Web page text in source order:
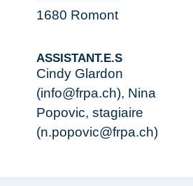
1680 Romont
ASSISTANT.E.S
Cindy Glardon
(info@frpa.ch), Nina
Popovic, stagiaire
(n.popovic@frpa.ch)